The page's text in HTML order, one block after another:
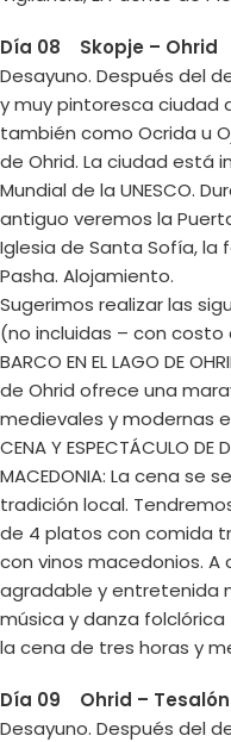
Día 08 Skopje – Ohrid
Desayuno. Después del
y muy pintoresca ciudad
también como Ocrida u
de Ohrid. La ciudad está
Mundial de la UNESCO.
antiguo veremos la
Iglesia de Santa Sofía, la
Pasha. Alojamiento.
Sugerimos realizar las
(no incluidas – con costo
BARCO EN EL LAGO DE
de Ohrid ofrece una
medievales y modernas
CENA Y ESPECTÁCULO DE
MACEDONIA: La cena se
tradición local.
de 4 platos con comida
con vinos macedonios.
agradable y entretenida
música y danza
la cena de tres horas y
Día 09 Ohrid –
Desayuno. Después del